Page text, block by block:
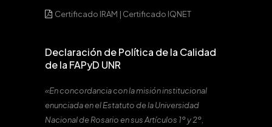
Certificado IRAM | Certificado IQNET
Declaración de Política de la Calidad
de la FAPyD UNR
«En concordancia con la misión institucional
enunciada en el Estatuto de la Universidad
Nacional de Rosario en sus Artículos 1º y 2º,